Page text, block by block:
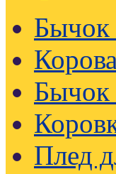
Бычок
Плед